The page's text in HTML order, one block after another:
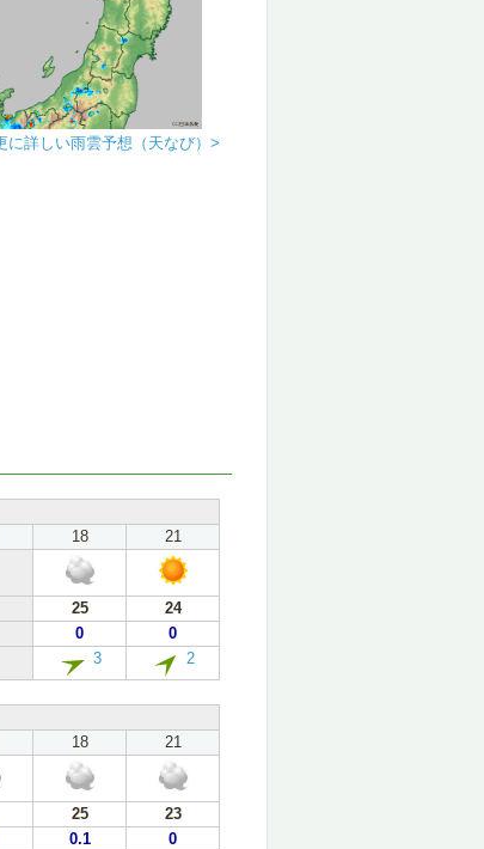
に詳しい雨雲予想（天なび）>
18
21
25
24
0
0
3 2
18
21
25
23
0.1
0